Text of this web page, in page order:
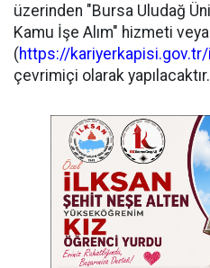
üzerinden "Bursa Uludağ
Kamu İşe Alım" hizmeti veya
(https://
çevrimiçi olarak yapılacaktır.